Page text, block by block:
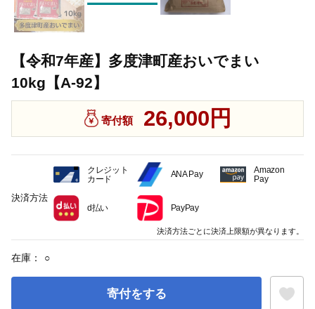
【令和7年産】多度津町産おいでまい
10kg【A-92】
寄付額 26,000円
在庫： ○
寄付をする
決済方法
クレジット
カード
ANA Pay
Amazon
Pay
d払い PayPay
決済方法ごとに決済上限額が異なります。